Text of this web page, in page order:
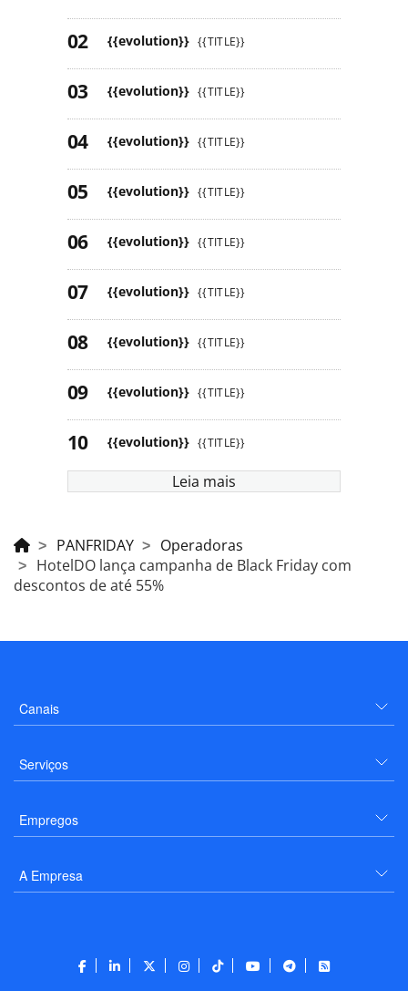
{{evolution}} {{TITLE}}
{{evolution}} {{TITLE}}
{{evolution}} {{TITLE}}
{{evolution}} {{TITLE}}
{{evolution}} {{TITLE}}
{{evolution}} {{TITLE}}
{{evolution}} {{TITLE}}
{{evolution}} {{TITLE}}
{{evolution}} {{TITLE}}
Leia mais
PANFRIDAY
Operadoras
HotelDO lança campanha de Black Friday com
descontos de até 55%
Canais
Serviços
Empregos
A Empresa